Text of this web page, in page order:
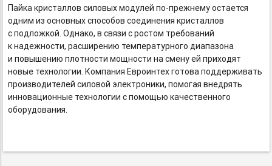
Пайка кристаллов силовых модулей по-прежнемуостается
одним из основных способов соединения кристаллов
с подложкой. Однако, в связи с ростом требований
к надежности, расширению температурного диапазона
и повышению плотности мощности на смену ей приходят
новые технологии. Компания Евроинтех готова поддерживать
производителей силовой электроники, помогая внедрять
инновационные технологии с помощью качественного
оборудования.